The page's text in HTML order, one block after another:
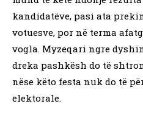
kandidatëve, pasi ata
votuesve, por në terma
vogla. Myzeqari ngre
dreka pashkësh do të
nëse këto festa nuk do të
elektorale.